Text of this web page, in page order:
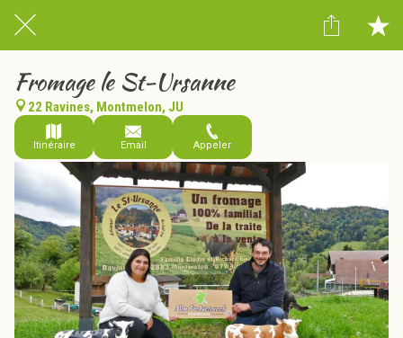
Fromage le St-Ursanne
22 Ravines, Montmelon, JU
Itinéraire Email Appeler